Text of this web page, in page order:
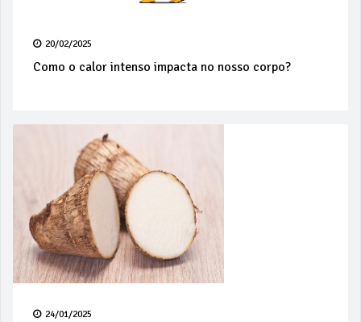
20/02/2025
Como o calor intenso impacta no nosso corpo?
24/01/2025